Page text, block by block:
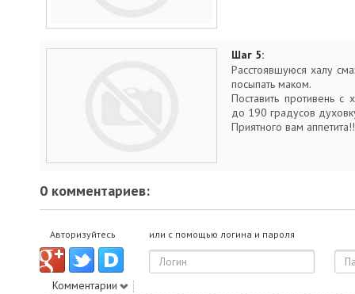
Шаг 5:
Расстоявшуюся халу
посыпать маком.
Поставить противень с
до 190 градусов
Приятного вам
0 комментариев:
Авторизуйтесь или с помощью логина и пароля
Комментарии